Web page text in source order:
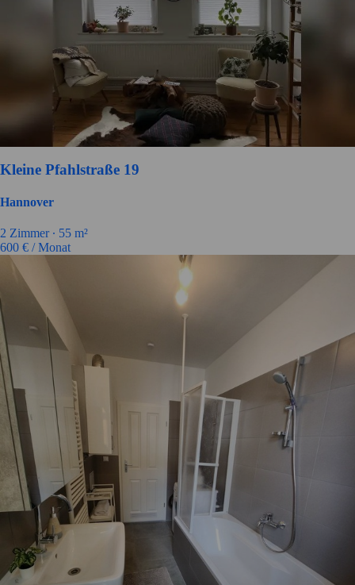
Kleine Pfahlstraße 19
Hannover
2 Zimmer ∙ 55 m²
600 € / Monat